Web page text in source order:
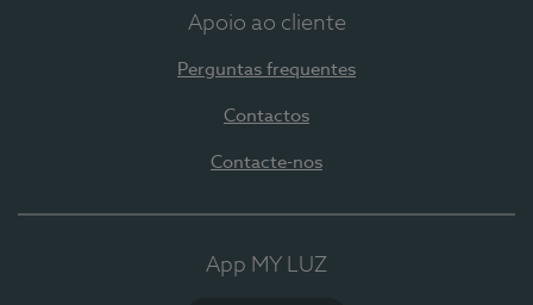
Apoio ao cliente
Perguntas frequentes
Contactos
Contacte-nos
App MY LUZ